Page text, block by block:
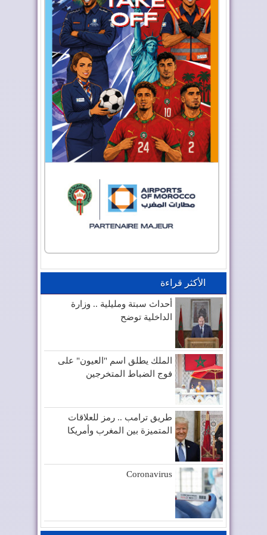
الأكثر قراءة
أحداث سبتة ومليلية .. وزارة
الداخلية توضح
الملك يطلق اسم "العيون" على
فوج الضباط المتخرجين
طريق ترامب .. رمز للعلاقات
المتميزة بين المغرب وأمريكا
Coronavirus